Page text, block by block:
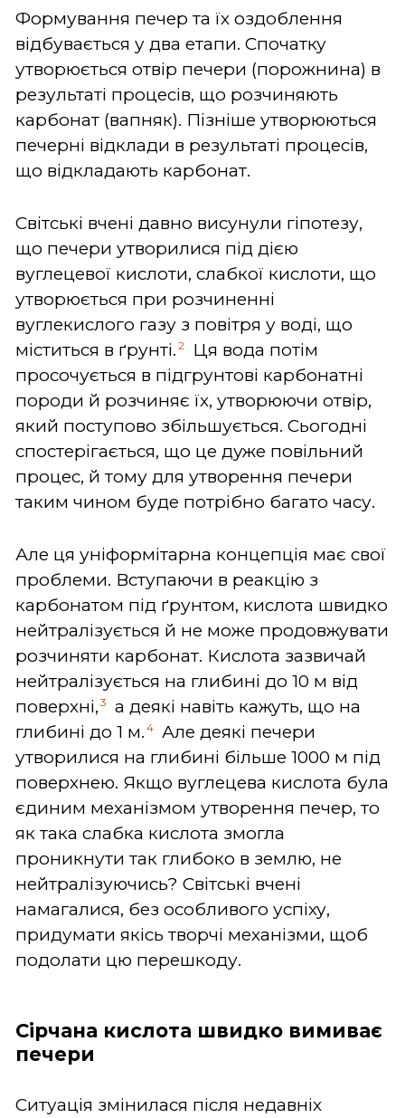
Формування печер та їх оздоблення
відбувається у два етапи. Спочатку
утворюється отвір печери (порожнина) в
результаті процесів, що розчиняють
карбонат (вапняк). Пізніше утворюються
печерні відклади в результаті процесів,
що відкладають карбонат.
Світські вчені давно висунули гіпотезу,
що печери утворилися під дією
вуглецевої кислоти, слабкої кислоти, що
утворюється при розчиненні
вуглекислого газу з повітря у воді, що
міститься в ґрунті. 2
Ця вода потім
просочується в підгрунтові карбонатні
породи й розчиняє їх, утворюючи отвір,
який поступово збільшується. Сьогодні
спостерігається, що це дуже повільний
процес, й тому для утворення печери
таким чином буде потрібно багато часу.
Але ця уніформітарна концепція має свої
проблеми. Вступаючи в реакцію з
карбонатом під ґрунтом, кислота швидко
нейтралізується й не може продовжувати
розчиняти карбонат. Кислота зазвичай
нейтралізується на глибині до 10 м від
поверхні, 3
а деякі навіть кажуть, що на
глибині до 1 м. 4 Але деякі печери
утворилися на глибині більше 1000 м під
поверхнею. Якщо вуглецева кислота була
єдиним механізмом утворення печер, то
як така слабка кислота змогла
проникнути так глибоко в землю, не
нейтралізуючись? Світські вчені
намагалися, без особливого успіху,
придумати якісь творчі механізми, щоб
подолати цю перешкоду.
Сірчана кислота швидко вимиває
печери
Ситуація змінилася після недавніх